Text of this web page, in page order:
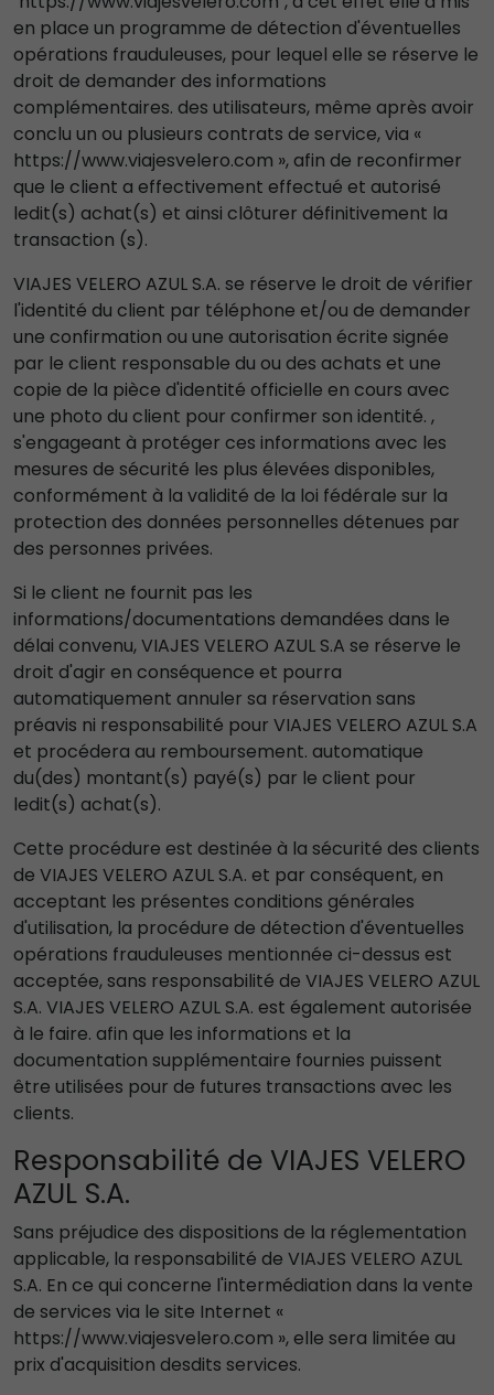
en place un programme de détection d'éventuelles
opérations frauduleuses, pour lequel elle se réserve le
droit de demander des informations
complémentaires. des utilisateurs, même après avoir
conclu un ou plusieurs contrats de service, via «
https://www.viajesvelero.com », afin de reconfirmer
que le client a effectivement effectué et autorisé
ledit(s) achat(s) et ainsi clôturer définitivement la
transaction (s).
VIAJES VELERO AZUL S.A. se réserve le droit de vérifier
l'identité du client par téléphone et/ou de demander
une confirmation ou une autorisation écrite signée
par le client responsable du ou des achats et une
copie de la pièce d'identité officielle en cours avec
une photo du client pour confirmer son identité. ,
s'engageant à protéger ces informations avec les
mesures de sécurité les plus élevées disponibles,
conformément à la validité de la loi fédérale sur la
protection des données personnelles détenues par
des personnes privées.
Si le client ne fournit pas les
informations/documentations demandées dans le
délai convenu, VIAJES VELERO AZUL S.A se réserve le
droit d'agir en conséquence et pourra
automatiquement annuler sa réservation sans
préavis ni responsabilité pour VIAJES VELERO AZUL S.A
et procédera au remboursement. automatique
du(des) montant(s) payé(s) par le client pour
ledit(s) achat(s).
Cette procédure est destinée à la sécurité des clients
de VIAJES VELERO AZUL S.A. et par conséquent, en
acceptant les présentes conditions générales
d'utilisation, la procédure de détection d'éventuelles
opérations frauduleuses mentionnée ci-dessus est
acceptée, sans responsabilité de VIAJES VELERO AZUL
S.A. VIAJES VELERO AZUL S.A. est également autorisée
à le faire. afin que les informations et la
documentation supplémentaire fournies puissent
être utilisées pour de futures transactions avec les
clients.
Responsabilité de VIAJES VELERO
AZUL S.A.
Sans préjudice des dispositions de la réglementation
applicable, la responsabilité de VIAJES VELERO AZUL
S.A. En ce qui concerne l'intermédiation dans la vente
de services via le site Internet «
https://www.viajesvelero.com », elle sera limitée au
prix d'acquisition desdits services.